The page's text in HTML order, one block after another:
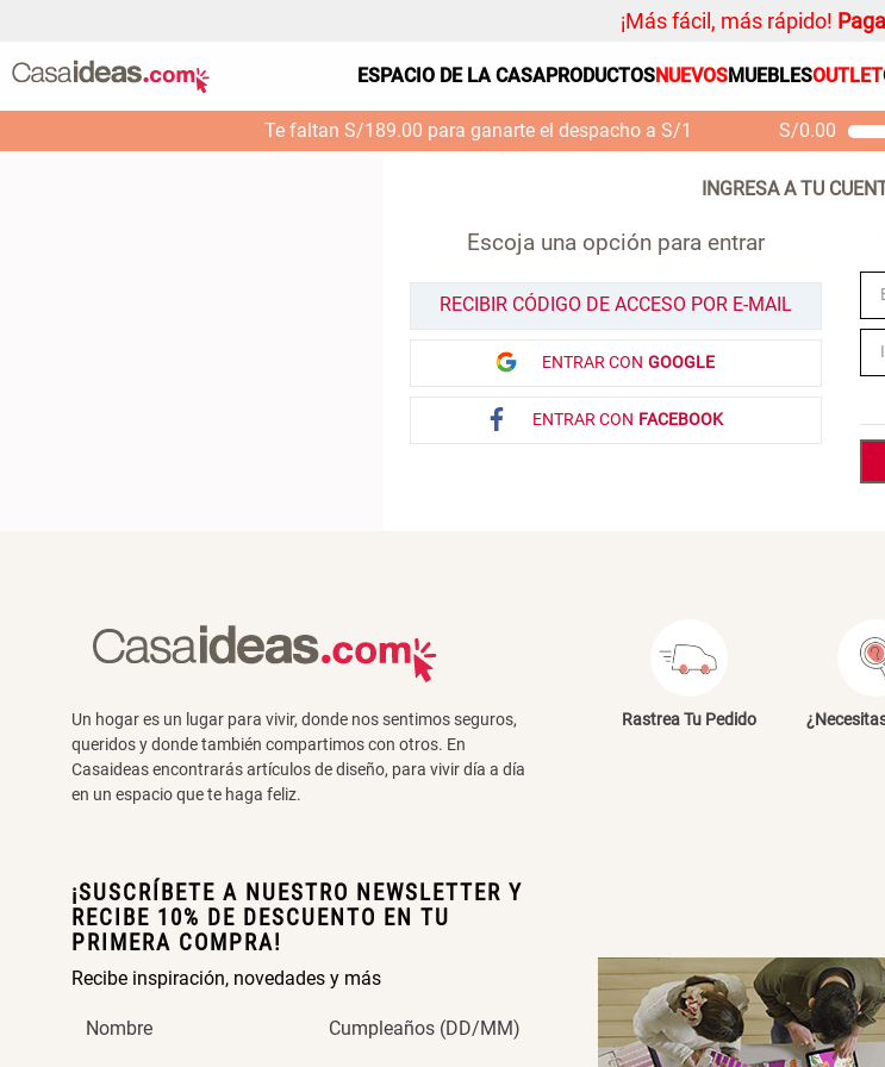
¡Más fácil, más rápido!
ESPACIO DE LA CASAPRODUCTOSNUEVOSMUEBLESOUTLET
Te faltan S/189.00 para ganarte el despacho a S/1 S/0.00
Escoja una opción para entrar
RECIBIR CÓDIGO DE ACCESO POR E-MAIL
ENTRAR CON GOOGLE
ENTRAR CON FACEBOOK
Un hogar es un lugar para vivir, donde nos sentimos seguros,
queridos y donde también compartimos con otros. En
Casaideas encontrarás artículos de diseño, para vivir día a día
en un espacio que te haga feliz.
¡SUSCRÍBETE A NUESTRO NEWSLETTER Y
RECIBE 10% DE DESCUENTO EN TU
PRIMERA COMPRA!
Recibe inspiración, novedades y más
Nombre Cumpleaños (DD/MM)
Rastrea Tu Pedido
S/
Organizador
Cojin
Almohada
Mantel
Platos